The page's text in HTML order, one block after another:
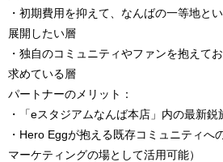
・初期費用を抑えて、なんばの一等地と
展開したい層
・独自のコミュニティやファンを抱えて
求めている層
パートナーのメリット：
・「eスタジアムなんば本店」内の最新
・Hero Eggが抱える既存コミュニティへ
マーケティングの場として活用可能）